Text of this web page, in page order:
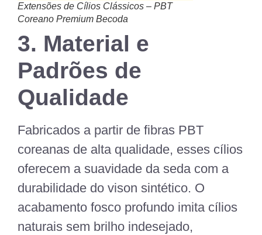
Extensões de Cílios Clássicos – PBT
Coreano Premium Becoda
3. Material e
Padrões de
Qualidade
Fabricados a partir de fibras PBT
coreanas de alta qualidade, esses cílios
oferecem a suavidade da seda com a
durabilidade do vison sintético. O
acabamento fosco profundo imita cílios
naturais sem brilho indesejado,